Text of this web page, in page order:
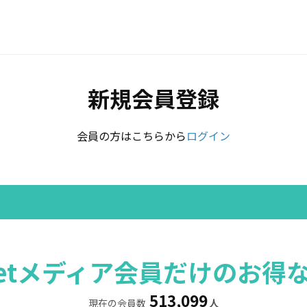
新規会員登録
会員の方はこちらからログイン
ディア会員だけのお得
現在の会員数 513,099人